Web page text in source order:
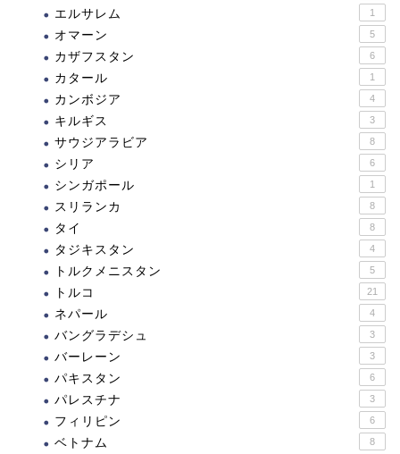
エルサレム 1
オマーン 5
カザフスタン 6
カタール 1
カンボジア 4
キルギス 3
サウジアラビア 8
シリア 6
シンガポール 1
スリランカ 8
タイ 8
タジキスタン 4
トルクメニスタン 5
トルコ 21
ネパール 4
バングラデシュ 3
バーレーン 3
パキスタン 6
パレスチナ 3
フィリピン 6
ベトナム 8